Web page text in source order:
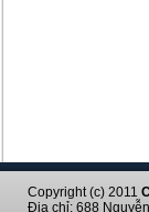
Copyright (c) 2011
Địa chỉ: 688